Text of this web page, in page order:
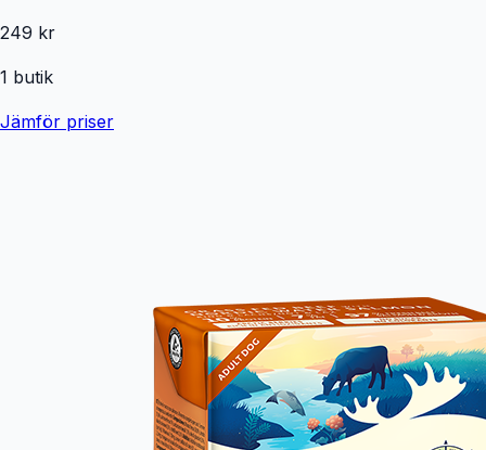
249 kr
1 butik
Jämför priser